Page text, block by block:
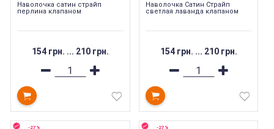
Наволочка cатин cтрайп
перлина клапаном
154 грн. ... 210 грн.
Наволочка Сатин Страйп
светлая лаванда клапаном
154 грн. ... 210 грн.
-27% -27%